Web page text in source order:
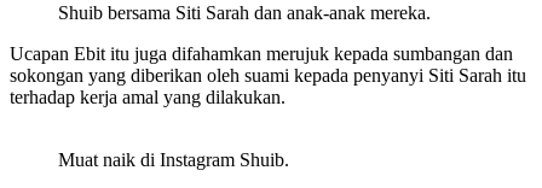
Shuib bersama Siti Sarah dan anak-anak mereka.
Ucapan Ebit itu juga difahamkan merujuk kepada sumbangan dan
sokongan yang diberikan oleh suami kepada penyanyi Siti Sarah itu
terhadap kerja amal yang dilakukan.
Muat naik di Instagram Shuib.